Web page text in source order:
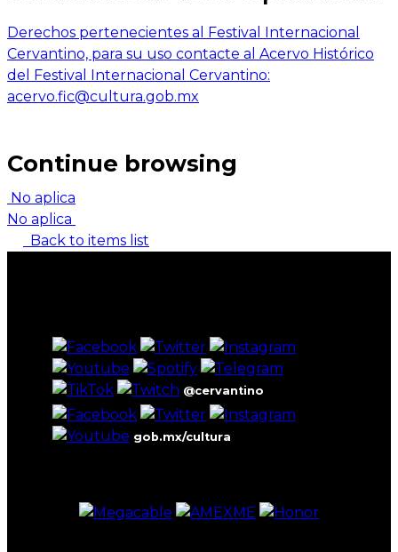
Derechos pertenecientes al Festival Internacional
Cervantino, para su uso contacte al Acervo Histórico
del Festival Internacional Cervantino:
acervo.fic@cultura.gob.mx
Continue browsing
No aplica
No aplica
Back to items list
@cervantino
gob.mx/cultura